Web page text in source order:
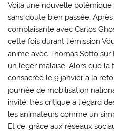
Voilà une nouvelle polémique
sans doute bien passée.
complaisante avec Carlos
cette fois durant l’émission
anime avec Thomas Sotto sur
un léger malaise. Alors que
consacrée le 9 janvier à la
journée de mobilisation
invité, très critique à l’égard
les animateurs comme un
Et ce, grâce aux réseaux